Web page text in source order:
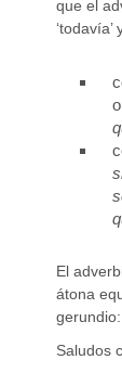
que el
El
átona
Saludos